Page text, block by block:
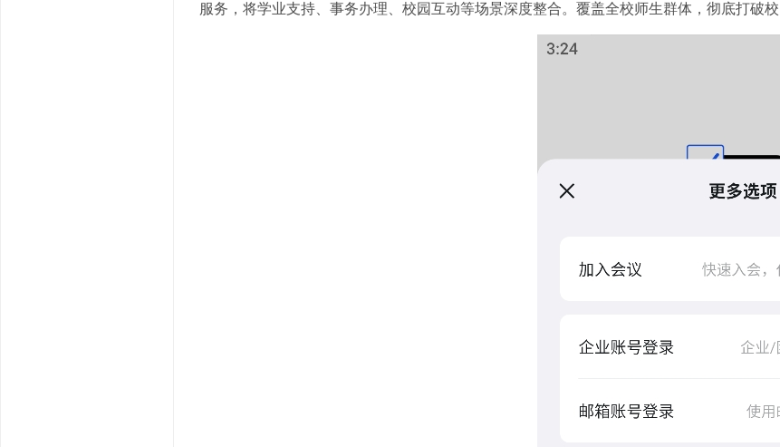
服务，将学业支持、事务办理、校园互动等场景深度整合。覆盖全校师生群体，彻底打破